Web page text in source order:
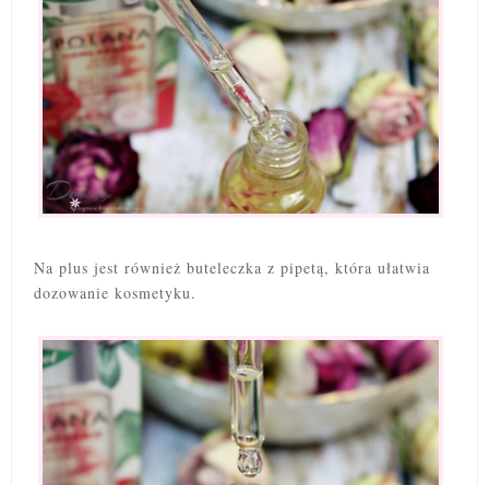
Na plus jest również buteleczka z pipetą, która ułatwia
dozowanie kosmetyku.